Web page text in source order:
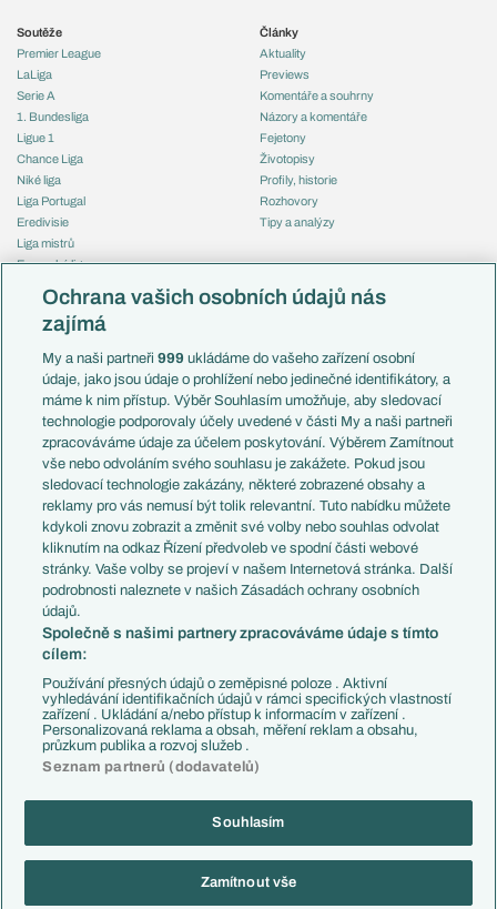
Soutěže
Premier League
LaLiga
Serie A
1. Bundesliga
Ligue 1
Chance Liga
Niké liga
Liga Portugal
Eredivisie
Liga mistrů
Evropská liga
Mistrovství světa
Liga národů
Témata
Představení týmů MS
EuroSkauting
PL v kostce
Evropské koeficienty
Přestupy
Přestupové spekulace
Zranění
Kluby
Arsenal FC
Chelsea FC
Manchester United
AC Milán
Juventus FC
Bayern Mnichov
FC Barcelona
Real Madrid
Články
Aktuality
Previews
Komentáře a souhrny
Názory a komentáře
Fejetony
Životopisy
Profily, historie
Rozhovory
Tipy a analýzy
Česko
Francie
Itálie
Německo
Španělsko
Argentina
Brazílie
Přestupy
Zápasy
Livescore
Tipovací soutěž
Copyright © 2001-2026 EuroFotbal.cz. Využíváme zpravodajství ČTK.
Informace o zpracování osobních údajů
Ochrana vašich osobních údajů nás
zajímá
My a naši partneři999 ukládáme do vašeho zařízení osobní
údaje, jako jsou údaje o prohlížení nebo jedinečné identifikátory, a
máme k nim přístup. Výběr Souhlasím umožňuje, aby sledovací
technologie podporovaly účely uvedené v části My a naši partneři
zpracováváme údaje za účelem poskytování. Výběrem Zamítnout
vše nebo odvoláním svého souhlasu je zakážete. Pokud jsou
sledovací technologie zakázány, některé zobrazené obsahy a
reklamy pro vás nemusí být tolik relevantní. Tuto nabídku můžete
kdykoli znovu zobrazit a změnit své volby nebo souhlas odvolat
kliknutím na odkaz Řízení předvoleb ve spodní části webové
stránky. Vaše volby se projeví v našem Internetová stránka. Další
podrobnosti naleznete v našich Zásadách ochrany osobních
údajů.
Společně s našimi partnery zpracováváme údaje s tímto
cílem:
Používání přesných údajů o zeměpisné poloze . Aktivní
vyhledávání identifikačních údajů v rámci specifických vlastností
zařízení . Ukládání a/nebo přístup k informacím v zařízení .
Personalizovaná reklama a obsah, měření reklam a obsahu,
průzkum publika a rozvoj služeb .
Seznam partnerů (dodavatelů)
Souhlasím
Zamítnout vše